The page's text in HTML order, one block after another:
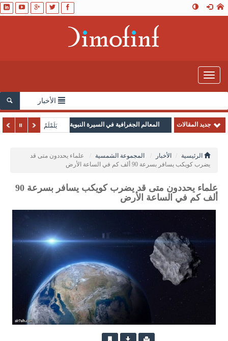
Toggle
navigation
الأخبار
جديد المقالات المعالم الجغرافية في السيرة النبوية يَلَمْلَمُ
الرئيسية الأخبار المجموعة الشمسية
علماء يحددون متى قد
يضرب كويكب يسافر بسرعة 90 ألف كم في الساعة الأرض
علماء يحددون متى قد يضرب كويكب يسافر بسرعة 90
ألف كم في الساعة الأرض